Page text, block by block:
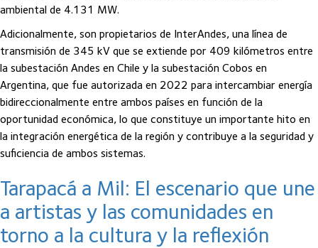
ambiental de 4.131 MW.
Adicionalmente, son propietarios de InterAndes, una línea de
transmisión de 345 kV que se extiende por 409 kilómetros entre
la subestación Andes en Chile y la subestación Cobos en
Argentina, que fue autorizada en 2022 para intercambiar energía
bidireccionalmente entre ambos países en función de la
oportunidad económica, lo que constituye un importante hito en
la integración energética de la región y contribuye a la seguridad y
suficiencia de ambos sistemas.
Tarapacá a Mil: El escenario que une
a artistas y las comunidades en
torno a la cultura y la reflexión